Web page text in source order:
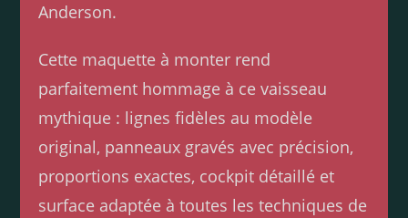
Anderson.
Cette maquette à monter rend
parfaitement hommage à ce vaisseau
mythique : lignes fidèles au modèle
original, panneaux gravés avec précision,
proportions exactes, cockpit détaillé et
surface adaptée à toutes les techniques de